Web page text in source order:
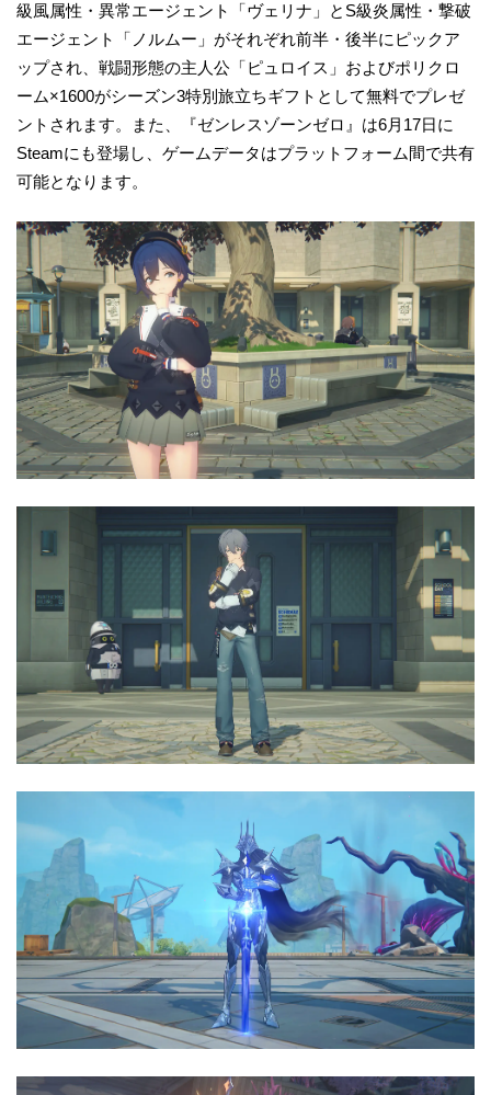
級風属性・異常エージェント「ヴェリナ」とS級炎属性・撃破
エージェント「ノルムー」がそれぞれ前半・後半にピックア
ップされ、戦闘形態の主人公「ピュロイス」およびポリクロ
ーム×1600がシーズン3特別旅立ちギフトとして無料でプレゼ
ントされます。また、『ゼンレスゾーンゼロ』は6月17日に
Steamにも登場し、ゲームデータはプラットフォーム間で共有
可能となります。